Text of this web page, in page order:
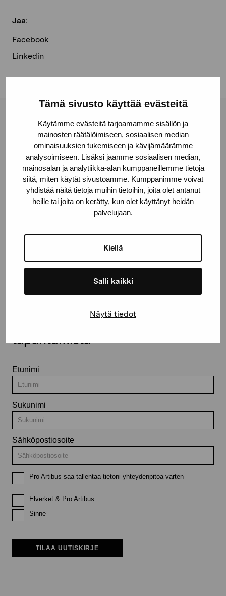
Tämä sivusto käyttää evästeitä
Käytämme evästeitä tarjoamamme sisällön ja
mainosten räätälöimiseen, sosiaalisen median
ominaisuuksien tukemiseen ja kävijämäärämme
analysoimiseen. Lisäksi jaamme sosiaalisen median,
mainosalan ja analytiikka-alan kumppaneillemme tietoja
siitä, miten käytät sivustoamme. Kumppanimme voivat
yhdistää näitä tietoja muihin tietoihin, joita olet antanut
heille tai joita on kerätty, kun olet käyttänyt heidän
palvelujaan.
Kiellä
Salli kaikki
Näytä tiedot
Jaa:
Facebook
Linkedin
Pro Artibus -säätiö
Kustaa Vaasan katu 11
10600 Tammisaari
proartibus@proartibus.fi
+358 (0)50 371 6339
Ota yhteyttä
Pysy ajantasalla näyttelyistä ja
tapahtumista
Etunimi
Sukunimi
Sähköpostiosoite
Pro Artibus saa tallentaa tietoni yhteydenpitoa varten
Elverket & Pro Artibus
Sinne
TILAA UUTISKIRJE